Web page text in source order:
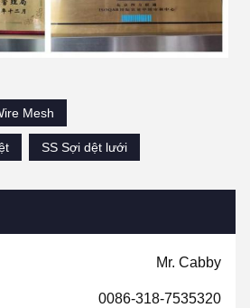
Mesh
SS Sợi dệt lưới
Mr. Cabby
0086-318-7535320